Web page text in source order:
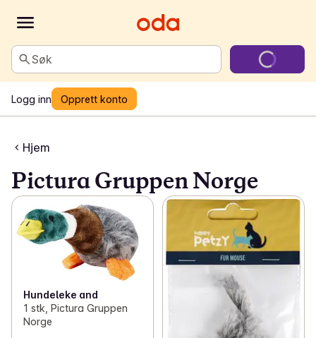
Søk
Logg inn Opprett konto
Hjem
Pictura Gruppen Norge
Hundeleke and
1 stk, Pictura Gruppen
Norge